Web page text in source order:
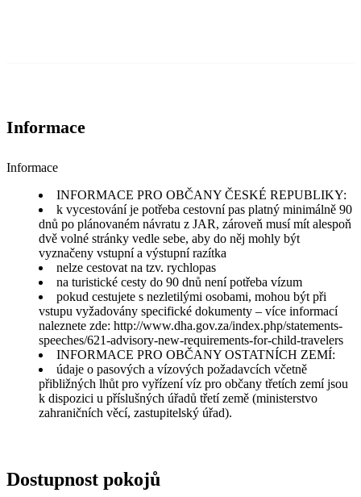
Informace
Informace
INFORMACE PRO OBČANY ČESKÉ REPUBLIKY:
k vycestování je potřeba cestovní pas platný minimálně 90
dnů po plánovaném návratu z JAR, zároveň musí mít alespoň
dvě volné stránky vedle sebe, aby do něj mohly být
vyznačeny vstupní a výstupní razítka
nelze cestovat na tzv. rychlopas
na turistické cesty do 90 dnů není potřeba vízum
pokud cestujete s nezletilými osobami, mohou být při
vstupu vyžadovány specifické dokumenty – více informací
naleznete zde: http://www.dha.gov.za/index.php/statements-
speeches/621-advisory-new-requirements-for-child-travelers
INFORMACE PRO OBČANY OSTATNÍCH ZEMÍ:
údaje o pasových a vízových požadavcích včetně
přibližných lhůt pro vyřízení víz pro občany třetích zemí jsou
k dispozici u příslušných úřadů třetí země (ministerstvo
zahraničních věcí, zastupitelský úřad).
Dostupnost pokojů